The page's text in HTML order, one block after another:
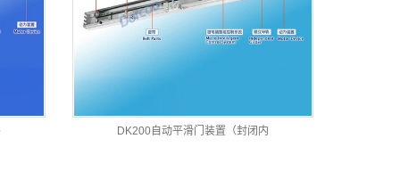
DK200自动平滑门装置（封闭内